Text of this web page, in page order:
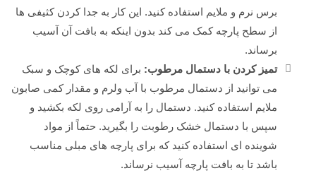
برس نرم و ملایم استفاده کنید. این کار به جدا کردن کثیفی ها
از سطح پارچه کمک می کند بدون اینکه به بافت آن آسیب
برساند.
تمیز کردن با دستمال مرطوب: برای لکه های کوچک و سبک
می توانید از دستمال مرطوب با آب ولرم و مقدار کمی صابون
ملایم استفاده کنید. دستمال را به آرامی روی لکه بکشید و
سپس با دستمال خشک رطوبت را بگیرید. حتماً از مواد
شوینده ای استفاده کنید که برای پارچه های مبلی مناسب
باشد تا به بافت پارچه آسیب نرساند.